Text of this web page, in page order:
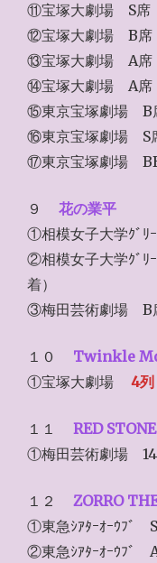
⑪宝塚大劇場 S席（
⑫宝塚大劇場 B席
⑬宝塚大劇場 A席
⑭宝塚大劇場 A席
⑮東京宝塚劇場 B
⑯東京宝塚劇場 S
⑰東京宝塚劇場 BB
９
花の業平
①相模女子大学ｸﾞﾘ
②相模女子大学ｸﾞﾘ
着）
③梅田芸術劇場 B
１０
Twinkle
①宝塚大劇場
4列
１１
RED STONE
①梅田芸術劇場 14
１２
ZORRO
①東急ｼｱﾀｰｵｰｳﾌﾞ S
②東急ｼｱﾀｰｵｰｳﾌﾞ